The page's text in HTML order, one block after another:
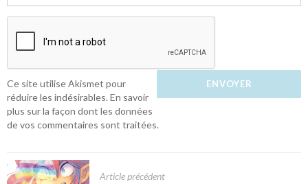
Ce site utilise Akismet pour
réduire les indésirables. En savoir
plus sur la façon dont les données
de vos commentaires sont traitées.
Article précédent